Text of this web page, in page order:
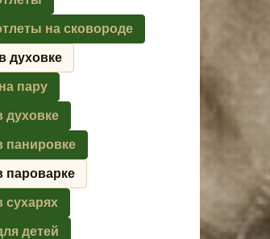
на сковороде
духовке
пару
духовке
панировке
пароварке
сухарях
детей